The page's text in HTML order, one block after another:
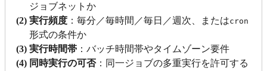
ジョブネットか
(2) 実行頻度 ：毎分／毎時間／毎日／週次、またはcron
形式の条件か
(3) 実行時間帯 ：バッチ時間帯やタイムゾーン要件
(4) 同時実行の可否：同一ジョブの多重実行を許可する